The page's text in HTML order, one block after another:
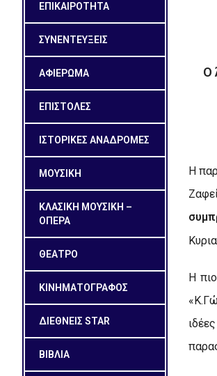
ΕΠΙΚΑΙΡΟΤΗΤΑ
ΣΥΝΕΝΤΕΥΞΕΙΣ
ΑΦΙΕΡΩΜΑ
ΕΠΙΣΤΟΛΕΣ
ΙΣΤΟΡΙΚΕΣ ΑΝΑΔΡΟΜΕΣ
ΜΟΥΣΙΚΗ
ΚΛΑΣΙΚΗ ΜΟΥΣΙΚΗ –
ΟΠΕΡΑ
ΘΕΑΤΡΟ
ΚΙΝΗΜΑΤΟΓΡΑΦΟΣ
ΔΙΕΘΝΕΙΣ STAR
ΒΙΒΛΙΑ
Ο
Η
Η